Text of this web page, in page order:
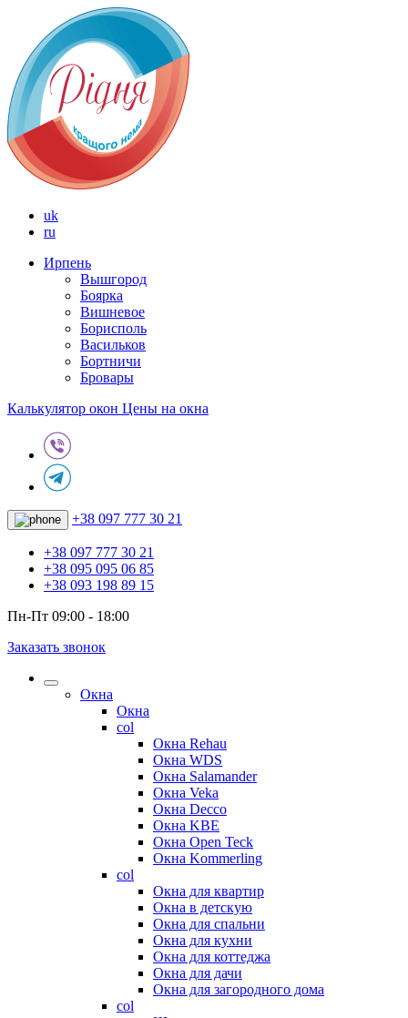
uk
ru
Ирпень
Вышгород
Боярка
Вишневое
Борисполь
Васильков
Бортничи
Бровары
Калькулятор окон Цены на окна
+38 097 777 30 21
+38 097 777 30 21
+38 095 095 06 85
+38 093 198 89 15
Пн-Пт 09:00 - 18:00
Заказать звонок
Окна
Окна
col
Окна Rehau
Окна WDS
Окна Salamander
Окна Veka
Окна Decco
Окна KBE
Окна Open Teck
Окна Kommerling
col
Окна для квартир
Окна в детскую
Окна для спальни
Окна для кухни
Окна для коттеджа
Окна для дачи
Окна для загородного дома
col